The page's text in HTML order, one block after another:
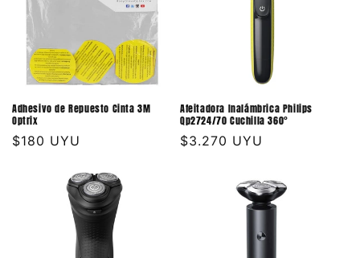
Adhesivo de Repuesto Cinta 3M
Optrix
Precio
$180 UYU
Afeitadora Inalámbrica Philips
Qp2724/70 Cuchilla 360°
Precio
$3.270 UYU